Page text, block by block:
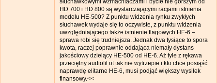
słuchawkowymi wzmacniaczami i bycie nie gorszym od
HD 700 i HD 800 są wystarczającymi racjami istnienia
modelu HE-500? Z punktu widzenia rynku zwykłych
słuchawek wydaje się to oczywiste, z punktu widzenia
uwzględniającego także istnienie flagowych HE-6 –
sprawa robi się trudniejsza. Jednak dwa tysiące to spora
kwota, raczej poprawnie oddająca niemały dystans
jakościowy dzielący HE-500 od HE-6. Aż tyle z rękawa
przeciętny audiofil ot tak nie wytrzepie i kto chce posiąść
naprawdę elitarne HE-6, musi podjąć większy wysiłek
finansowy.<<